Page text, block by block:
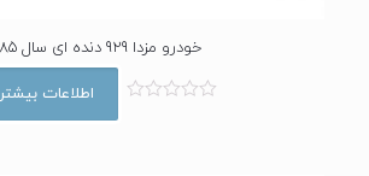
خودرو مزدا 929 دنده ای سال 1985
اطلاعات بیشتر